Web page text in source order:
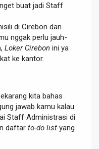
buat jadi Staff
di Cirebon dan
nggak perlu jauh-
Loker Cirebon ini ya
ke kantor.
kita bahas
jawab kamu kalau
Staff Administrasi di
daftar to-do list yang